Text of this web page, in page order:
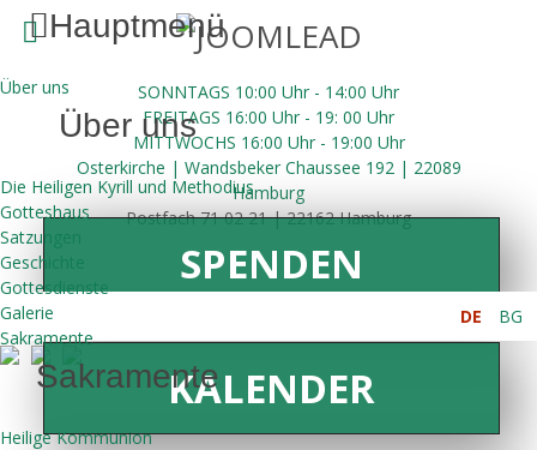
SONNTAGS 10:00 Uhr - 14:00 Uhr
FREITAGS 16:00 Uhr - 19: 00 Uhr
MITTWOCHS 16:00 Uhr- 19:00 Uhr
Osterkirche | Wandsbeker Chaussee 192 | 22089
Hamburg
Postfach 71 02 21 | 22162 Hamburg
Hauptmenü
Über uns
Über uns
Die Heiligen Kyrill und Methodius
Gotteshaus
Satzungen
Geschichte
Gottesdienste
Galerie
Sakramente
Sakramente
Heilige Kommunion
DE BG
SPENDEN
KALENDER